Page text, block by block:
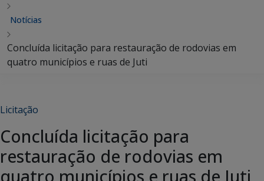
Notícias
Concluída licitação para restauração de rodovias em
quatro municípios e ruas de Juti
Licitação
Concluída licitação para
restauração de rodovias em
quatro municípios e ruas de Juti